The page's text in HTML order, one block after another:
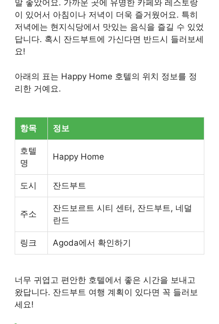
말 좋았어요. 가까운 곳에 유명한 카페와 레스토랑
이 있어서 아침이나 저녁이 더욱 즐거웠어요. 특히
저녁에는 현지식당에서 맛있는 음식을 즐길 수 있었
답니다. 혹시 잔드부트에 가신다면 반드시 들러보세
요!
아래의 표는 Happy Home 호텔의 위치 정보를 정
리한 거예요.
항목 정보
호텔
명
Happy Home
도시 잔드부트
주소
잔드보르트 시티 센터, 잔드부트, 네덜
란드
링크 Agoda에서 확인하기
너무 귀엽고 편안한 호텔에서 좋은 시간을 보내고
왔답니다. 잔드부트 여행 계획이 있다면 꼭 들러보
세요!